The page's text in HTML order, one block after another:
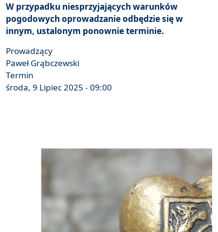
W przypadku niesprzyjających warunków
pogodowych oprowadzanie odbędzie się w
innym, ustalonym ponownie terminie.
Prowadzący
Paweł Grąbczewski
Termin
środa, 9 Lipiec 2025 - 09:00